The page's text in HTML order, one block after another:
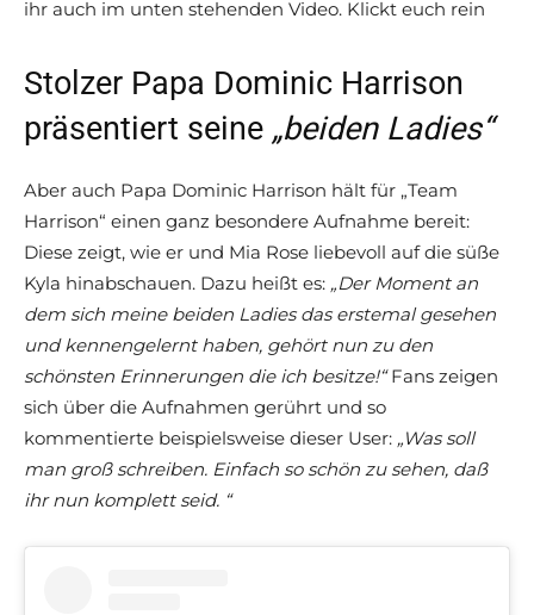
ihr auch im unten stehenden Video. Klickt euch rein
Stolzer Papa Dominic Harrison
präsentiert seine „beiden Ladies“
Aber auch Papa Dominic Harrison hält für „Team
Harrison“ einen ganz besondere Aufnahme bereit:
Diese zeigt, wie er und Mia Rose liebevoll auf die süße
Kyla hinabschauen. Dazu heißt es: „Der Moment an
dem sich meine beiden Ladies das erstemal gesehen
und kennengelernt haben, gehört nun zu den
schönsten Erinnerungen die ich besitze!“Fans zeigen
sich über die Aufnahmen gerührt und so
kommentierte beispielsweise dieser User: „Was soll
man groß schreiben. Einfach so schön zu sehen, daß
ihr nun komplett seid. “